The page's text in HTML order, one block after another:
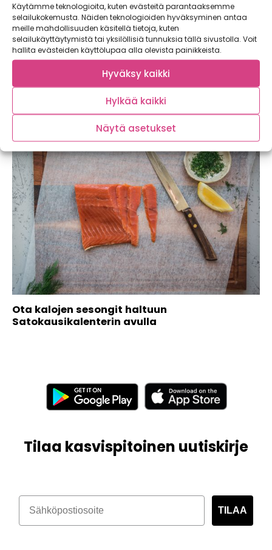
Käytämme teknologioita, kuten evästeitä parantaaksemme
selailukokemusta. Näiden teknologioiden hyväksyminen antaa
meille mahdollisuuden käsitellä tietoja, kuten
selailukäyttäytymistä tai yksilöllisiä tunnuksia tällä sivustolla. Voit
hallita evästeiden käyttölupaa alla olevista painikkeista.
Hyväksy kaikki
Hylkää kaikki
Näytä asetukset
Kotimaista kalaa syömällä myös ympäristö
kiittää
Ota kalojen sesongit haltuun
Satokausikalenterin avulla
Tilaa kasvispitoinen uutiskirje
TILAA